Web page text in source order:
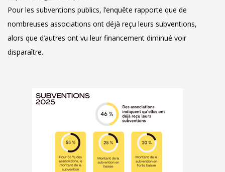
Pour les subventions publics, l’enquête rapporte que de
nombreuses associations ont déjà reçu leurs subventions,
alors que d’autres ont vu leur financement diminué voir
disparaître.